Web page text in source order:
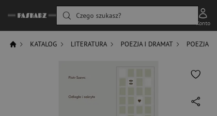
Czego szukasz?
Konto
KATALOG LITERATURA POEZJA I DRAMAT POEZJA